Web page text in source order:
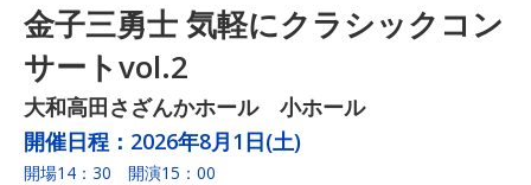
金子三勇士 気軽にクラシックコン
サートvol.2
大和高田さざんかホール 小ホール
開催日程： 2026年8月1日(土)
開場14：30 開演15：00